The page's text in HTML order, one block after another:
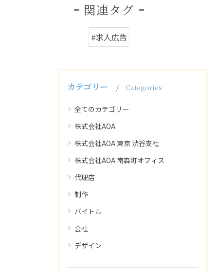
関連タグ
#求人広告
カテゴリー Categories
全てのカテゴリー
株式会社AOA
株式会社AOA 東京 渋谷支社
株式会社AOA 南森町オフィス
代理店
制作
バイトル
会社
デザイン